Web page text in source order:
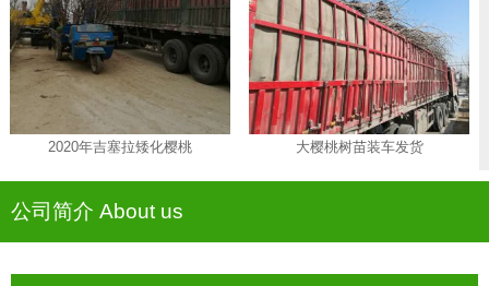
2020年吉塞拉矮化樱桃 大樱桃树苗装车发货
公司简介 About us